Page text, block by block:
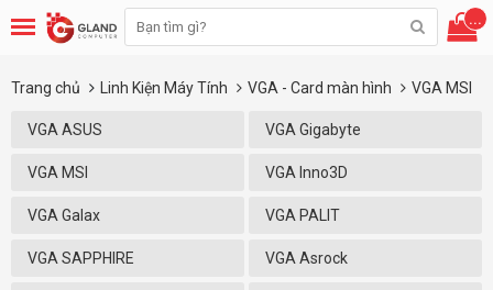
...
Trang chủ Linh Kiện Máy Tính VGA - Card màn hình VGA MSI
VGA ASUS VGA Gigabyte
VGA MSI VGA Inno3D
VGA Galax VGA PALIT
VGA SAPPHIRE VGA Asrock